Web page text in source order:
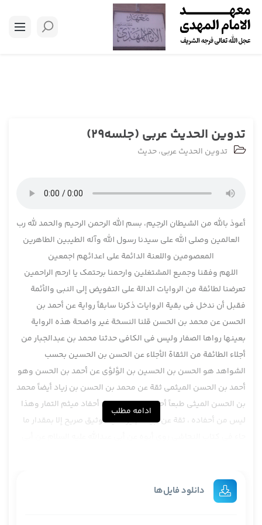
تدوین الحدیث عربی (جلسه29)
تدوین الحدیث عربی،حدیث
أعوذ بالله من الشیطان الرجیم، بسم الله الرحمن الرحیم والحمد لله رب
العالمین وصلی الله علی سیدنا رسول الله وآله الطیبین الطاهرین
المعصومین واللعنة الدائمة علی اعدائهم اجمعین
اللهم وفقنا وجمیع المشتغلین وارحمنا برحتمک یا ارحم الراحمین
تعرضنا لطائفة من الروايات الدالة على التفويض إلى النبي والأئمة
فقبل أن ندخل في بقية الروايات ذكرنا سابقاً رواية عن أحمد بن
الحسن عن محمد بن الحسن قلنا النسخة غير واضحة هذه الرواية
بعينها رواها الصفار وليس في الكافي حدثنا محمد بن عبدالجبار من
أجلاء الطائفة من الثقاة الأجلاء عن الحسن بن الحسين بحسب
الشواهد هو الحسن بن الحسين بن الؤلؤي عن أحمد بن الحسن وهو
أحمد بن الحسن الميثمي ثقة عن محمد بن الحسن بن زياد أيضاً محمد
بن الحسن الميثي طبعاً أحمد بن الحسن من أحفاد ميثم التمار وهذا
ليس من أحفاده ، ثقة عن أبيه لم يرد فيه توثيق صريح إلا بمقدار ما
الإشكال لكن هذه بحساب نسخة أخرى من البصائر فقط يعني طريق
آخر من جهة البصائر محمد بن عبدالجبار كما قلنا ثقة جليل يروي عن
ادامه مطلب
دانلود فایل‌ها